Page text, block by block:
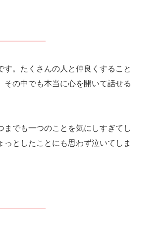
。たくさんの人と仲良くすること
の中でも本当に心を開いて話せる
でも一つのことを気にしすぎてし
としたことにも思わず泣いてしま